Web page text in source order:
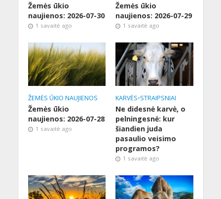
Žemės ūkio
naujienos: 2026-07-30
1 savaitė ago
Žemės ūkio
naujienos: 2026-07-29
1 savaitė ago
ŽEMĖS ŪKIO NAUJIENOS
Žemės ūkio
naujienos: 2026-07-28
1 savaitė ago
KARVĖS•STRAIPSNIAI
Ne didesnė karvė, o
pelningesnė: kur
šiandien juda
pasaulio veisimo
programos?
1 savaitė ago